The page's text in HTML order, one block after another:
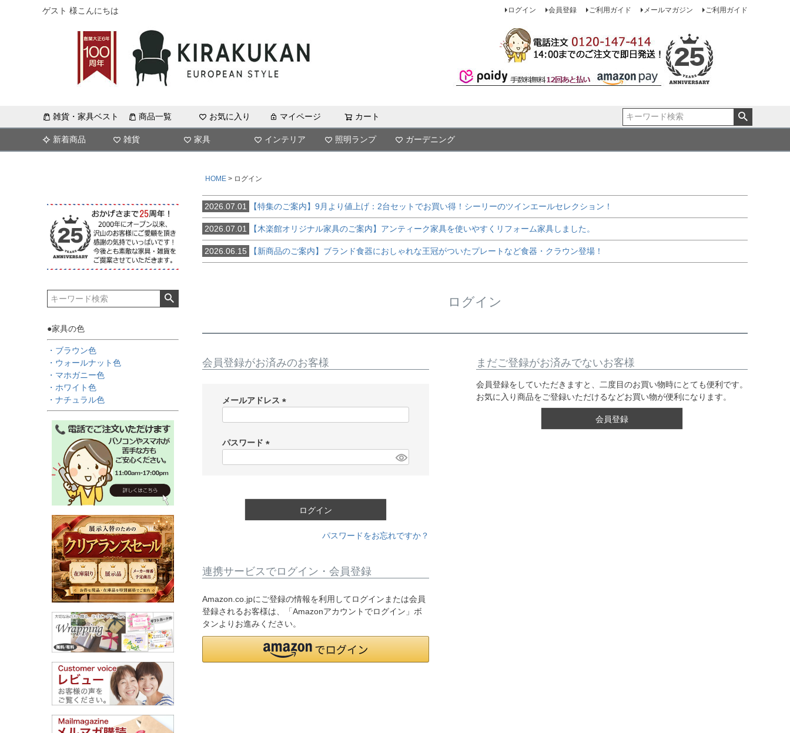
ゲスト 様こんにちは ログイン 会員登録 ご利用ガイド メールマガジン ご利用ガイド
雑貨・家具ベスト 商品一覧 お気に入り マイページ カート
新着商品 雑貨 家具 インテリア 照明ランプ ガーデニング
●家具の色
・ブラウン色
・ウォールナット色
・マホガニー色
・ホワイト色
・ナチュラル色
HOME ログイン
2026.07.01 【特集のご案内】9月より値上げ：2台セットでお買い得！シーリーのツインエールセレクション！
2026.07.01 【木楽館オリジナル家具のご案内】アンティーク家具を使いやすくリフォーム家具しました。
2026.06.15 【新商品のご案内】ブランド食器におしゃれな王冠がついたプレートなど食器・クラウン登場！
ログイン
会員登録がお済みのお客様
メールアドレス
)
パスワード
ログイン
パスワードをお忘れですか？
連携サービスでログイン・会員登録
Amazon.co.jpにご登録の情報を利用してログインまたは会員
登録されるお客様は、「Amazonアカウントでログイン」ボ
タンよりお進みください。
まだご登録がお済みでないお客様
会員登録をしていただきますと、二度目のお買い物時にとても便利です。
お気に入り商品をご登録いただけるなどお買い物が便利になります。
会員登録